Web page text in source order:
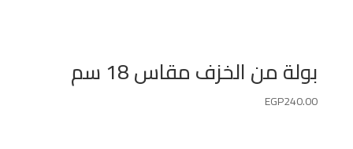
بولة من الخزف مقاس 18 سم
EGP240.00